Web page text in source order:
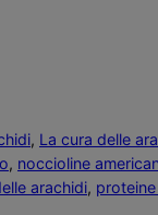
, La cura delle
, noccioline
arachidi,